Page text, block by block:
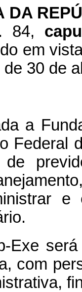
DA
84,
em
de 30 de
a
Federal
Exe
com